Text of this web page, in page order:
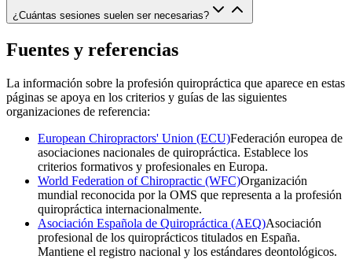
¿Cuántas sesiones suelen ser necesarias?
Fuentes y referencias
La información sobre la profesión quiropráctica que aparece en estas
páginas se apoya en los criterios y guías de las siguientes
organizaciones de referencia:
European Chiropractors' Union (ECU)Federación europea de
asociaciones nacionales de quiropráctica. Establece los
criterios formativos y profesionales en Europa.
World Federation of Chiropractic (WFC)Organización
mundial reconocida por la OMS que representa a la profesión
quiropráctica internacionalmente.
Asociación Española de Quiropráctica (AEQ)Asociación
profesional de los quiroprácticos titulados en España.
Mantiene el registro nacional y los estándares deontológicos.